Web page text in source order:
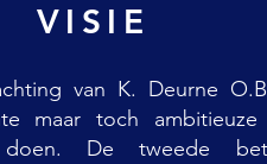
VISIE
van K. Deurne
maar toch ambitieuze
De tweede